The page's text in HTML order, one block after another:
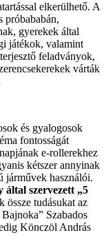
elkerülhető. A
próbababán,
gyerekek által
játékok, valamint
feladványok,
várták
és gyalogosok
fontosságát
e-rollerekhez
kétszer annyinak
járművek használói.
szervezett „5
össze tudásukat az
Szabados
Könczöl András